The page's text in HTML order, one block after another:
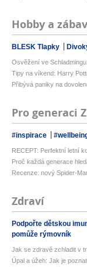
Hobby a
BLESK Tlapky
Osvěžení ve
Tipy na víkend: Harry
Přibývá paniky na
Pro generaci Z
#inspirace
RECEPT: Perfektní letní
Proč každá generace
Recenze: nový Spider-
Zdraví
Podpořte dětskou
pomůže rýmovník
Jak se zdravě zchladit v
Úpal a úžeh: Jak je